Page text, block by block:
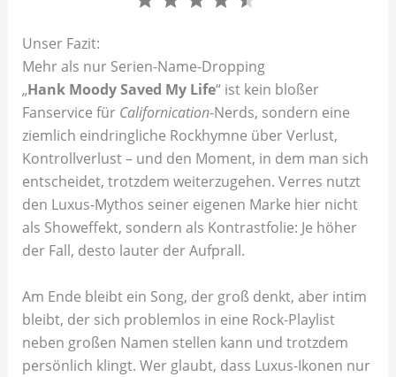
Unser Fazit:
Mehr als nur Serien-Name-Dropping
„Hank Moody Saved My Life“ ist kein bloßer
Fanservice für Californication-Nerds, sondern eine
ziemlich eindringliche Rockhymne über Verlust,
Kontrollverlust – und den Moment, in dem man sich
entscheidet, trotzdem weiterzugehen. Verres nutzt
den Luxus-Mythos seiner eigenen Marke hier nicht
als Showeffekt, sondern als Kontrastfolie: Je höher
der Fall, desto lauter der Aufprall.
Am Ende bleibt ein Song, der groß denkt, aber intim
bleibt, der sich problemlos in eine Rock-Playlist
neben großen Namen stellen kann und trotzdem
persönlich klingt. Wer glaubt, dass Luxus-Ikonen nur